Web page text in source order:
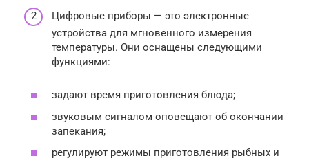
Цифровые приборы — это электронные
устройства для мгновенного измерения
температуры. Они оснащены следующими
функциями:
задают время приготовления блюда;
звуковым сигналом оповещают об окончании
запекания;
регулируют режимы приготовления рыбных и